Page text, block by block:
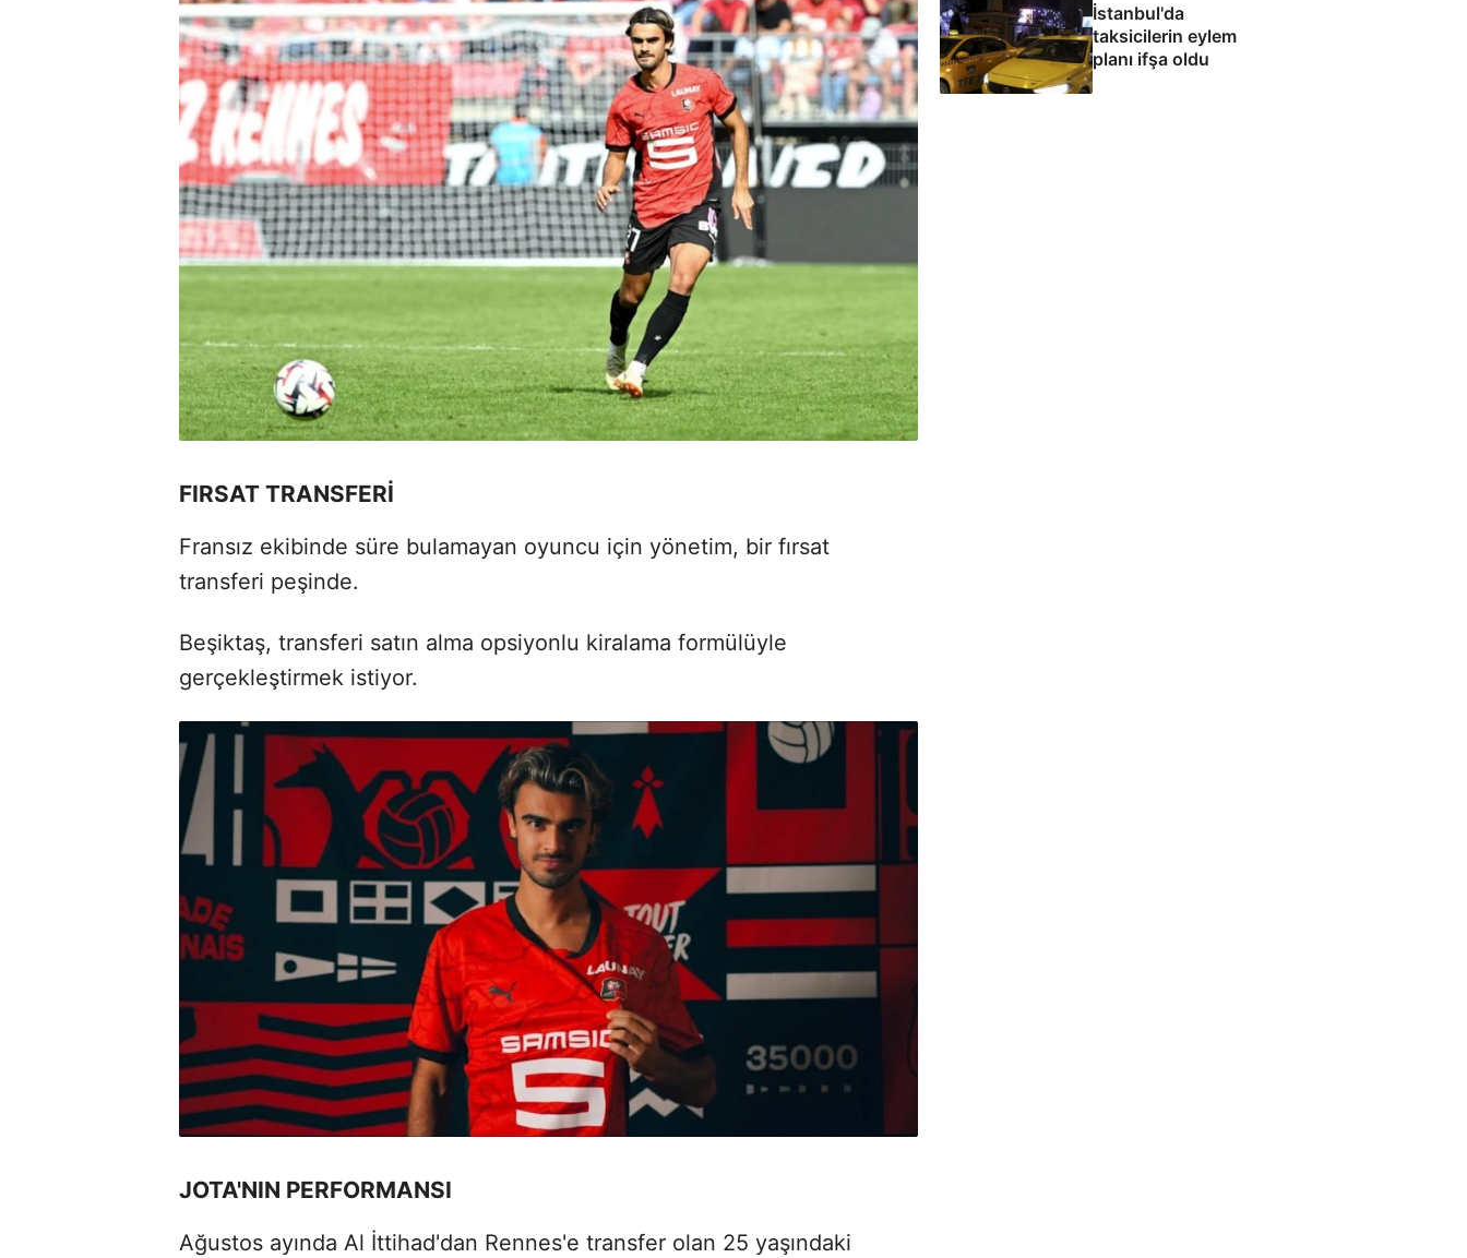
FIRSAT TRANSFERİ
Fransız ekibinde süre bulamayan oyuncu için yönetim, bir fırsat
transferi peşinde.
Beşiktaş, transferi satın alma opsiyonlu kiralama formülüyle
gerçekleştirmek istiyor.
JOTA'NIN PERFORMANSI
Ağustos ayında Al İttihad'dan Rennes'e transfer olan 25 yaşındaki
İstanbul'da
taksicilerin eylem
planı ifşa oldu